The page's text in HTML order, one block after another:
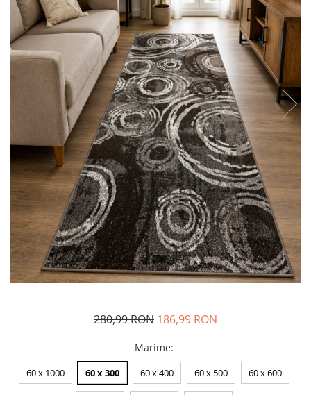
280,99 RON 186,99 RON
Marime:
60 x 1000 60 x 300 60 x 400 60 x 500 60 x 600